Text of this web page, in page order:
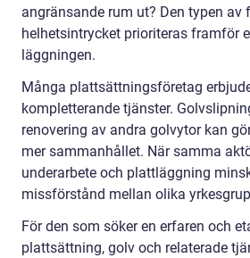
angränsande rum ut? Den typen av
helhetsintrycket prioriteras framför
läggningen.
Många plattsättningsföretag
kompletterande tjänster.
renovering av andra golvytor kan
mer sammanhållet. När samma
underarbete och plattläggning
missförstånd mellan olika
För den som söker en erfaren och
plattsättning, golv och relaterade